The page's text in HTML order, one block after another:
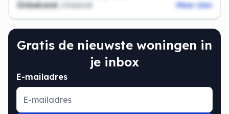
Onbekend
/maand Meer zien
Gratis de nieuwste woningen in
je inbox
E-mailadres